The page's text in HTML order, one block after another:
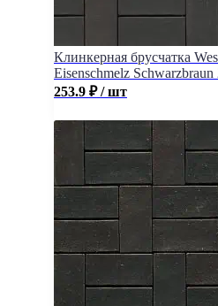
Клинкерная брусчатка
Eisenschmelz
253.9 ₽ / шт